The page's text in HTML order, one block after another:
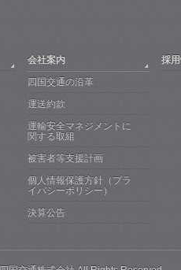
会社案内
四国交通の沿革
運送約款
運輸安全マネジメントに
関する取組
被害者等支援計画
個人情報保護方針（プラ
イバシーポリシー）
決算公告
採